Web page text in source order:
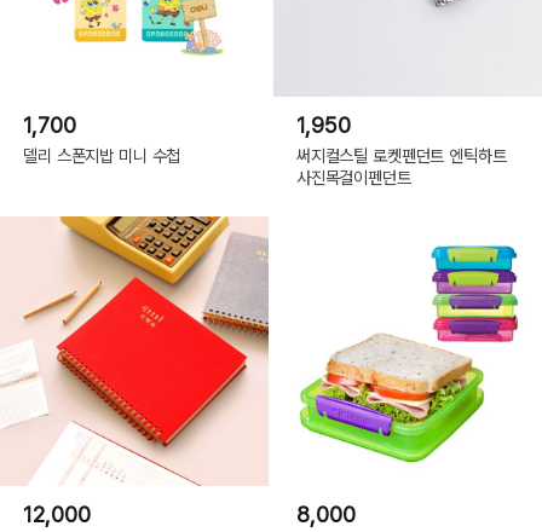
1,700
델리 스폰지밥 미니 수첩
1,950
써지컬스틸 로켓펜던트 엔틱하트
사진목걸이펜던트
12,000 8,000